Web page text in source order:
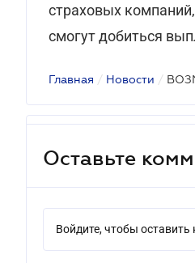
страховых
смогут добиться
Главная / Новости /
Оставьте
Войдите, чтобы